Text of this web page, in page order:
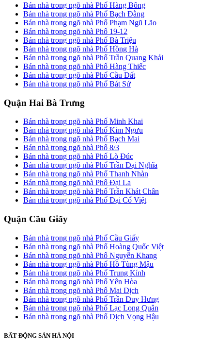
Bán nhà trong ngõ nhà Phố Hàng Bông
Bán nhà trong ngõ nhà Phố Bạch Đằng
Bán nhà trong ngõ nhà Phố Phạm Ngũ Lão
Bán nhà trong ngõ nhà Phố 19-12
Bán nhà trong ngõ nhà Phố Bà Triệu
Bán nhà trong ngõ nhà Phố Hồng Hà
Bán nhà trong ngõ nhà Phố Trần Quang Khải
Bán nhà trong ngõ nhà Phố Hàng Thiếc
Bán nhà trong ngõ nhà Phố Cầu Đất
Bán nhà trong ngõ nhà Phố Bát Sứ
Quận Hai Bà Trưng
Bán nhà trong ngõ nhà Phố Minh Khai
Bán nhà trong ngõ nhà Phố Kim Ngưu
Bán nhà trong ngõ nhà Phố Bạch Mai
Bán nhà trong ngõ nhà Phố 8/3
Bán nhà trong ngõ nhà Phố Lò Đúc
Bán nhà trong ngõ nhà Phố Trần Đại Nghĩa
Bán nhà trong ngõ nhà Phố Thanh Nhàn
Bán nhà trong ngõ nhà Phố Đại La
Bán nhà trong ngõ nhà Phố Trần Khát Chân
Bán nhà trong ngõ nhà Phố Đại Cổ Việt
Quận Cầu Giấy
Bán nhà trong ngõ nhà Phố Cầu Giấy
Bán nhà trong ngõ nhà Phố Hoàng Quốc Việt
Bán nhà trong ngõ nhà Phố Nguyễn Khang
Bán nhà trong ngõ nhà Phố Hồ Tùng Mậu
Bán nhà trong ngõ nhà Phố Trung Kính
Bán nhà trong ngõ nhà Phố Yên Hòa
Bán nhà trong ngõ nhà Phố Mai Dịch
Bán nhà trong ngõ nhà Phố Trần Duy Hưng
Bán nhà trong ngõ nhà Phố Lạc Long Quân
Bán nhà trong ngõ nhà Phố Dịch Vọng Hậu
BẤT ĐỘNG SẢN HÀ NỘI